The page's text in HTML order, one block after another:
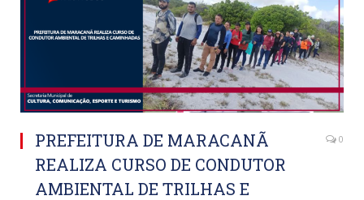
PREFEITURA DE MARACANÃ
REALIZA CURSO DE CONDUTOR
AMBIENTAL DE TRILHAS E
0